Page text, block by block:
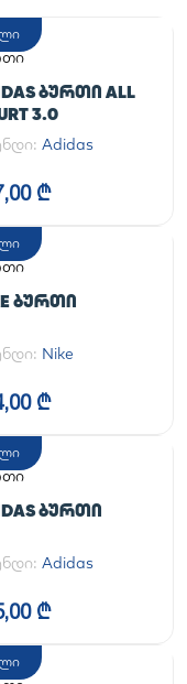
ᲑᲣᲠᲗᲘ ALL
3.0
Adidas
₾
ᲑᲣᲠᲗᲘ
Nike
₾
ᲑᲣᲠᲗᲘ
Adidas
₾